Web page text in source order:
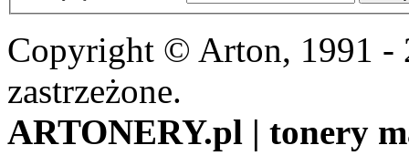
Copyright © Arton, 1991 -
zastrzeżone.
ARTONERY.pl | tonery